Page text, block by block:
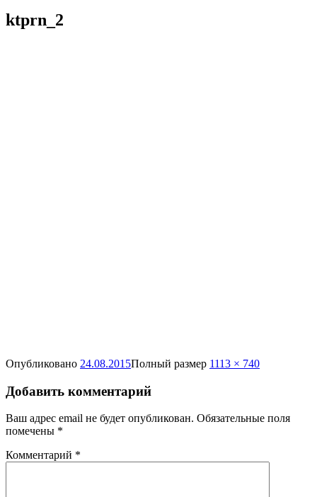
ktprn_2
Опубликовано 24.08.2015Полный размер 1113 × 740
Добавить комментарий
Ваш адрес email не будет опубликован. Обязательные поля
помечены *
Комментарий *